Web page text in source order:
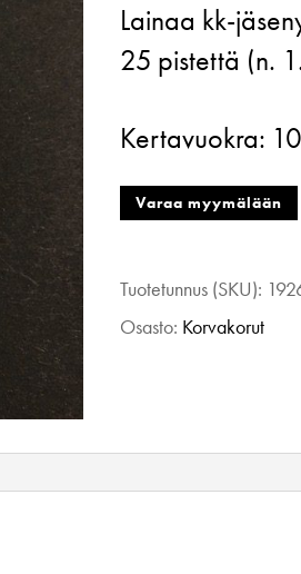
Pihkassa
Sulka
määrä
Lainaa kk-
25 pistettä (n.
Kertavuokra:
Varaa myymälään
Tuotetunnus (SKU):
Osasto: Korvakorut